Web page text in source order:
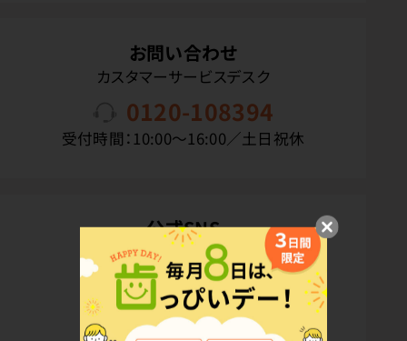
お問い合わせ
カスタマーサービスデスク
0120-108394
受付時間：10:00〜16:00／土日祝休
公式SNS